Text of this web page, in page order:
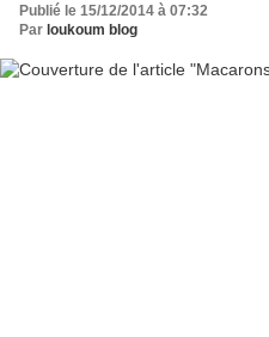
Publié le 15/12/2014 à 07:32
Par loukoum blog